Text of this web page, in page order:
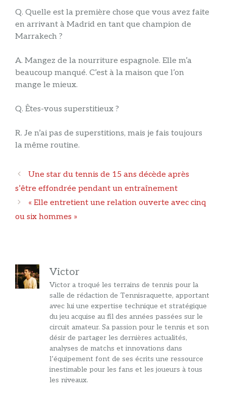
Q. Quelle est la première chose que vous avez faite
en arrivant à Madrid en tant que champion de
Marrakech ?
A. Mangez de la nourriture espagnole. Elle m’a
beaucoup manqué. C’est à la maison que l’on
mange le mieux.
Q. Êtes-vous superstitieux ?
R. Je n’ai pas de superstitions, mais je fais toujours
la même routine.
Navigation
des
Une star du tennis de 15 ans décède après
s’être effondrée pendant un entraînement
« Elle entretient une relation ouverte avec cinq
ou six hommes »
Victor
Victor a troqué les terrains de tennis pour la
salle de rédaction de Tennisraquette, apportant
avec lui une expertise technique et stratégique
du jeu acquise au fil des années passées sur le
circuit amateur. Sa passion pour le tennis et son
désir de partager les dernières actualités,
analyses de matchs et innovations dans
l’équipement font de ses écrits une ressource
inestimable pour les fans et les joueurs à tous
les niveaux.